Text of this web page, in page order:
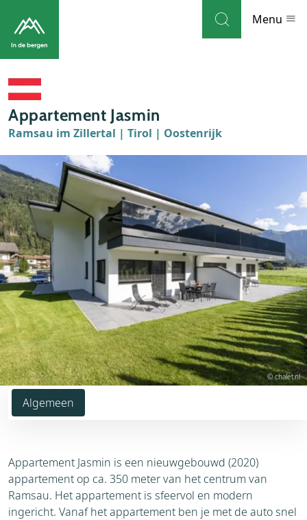
Menu
Bestemmingen
Weblog
Accommodaties
Thema's
Bezienswaardigheden
Tips
Appartement Jasmin
Ramsau im Zillertal | Tirol | Oostenrijk
Algemeen
© chalet.nl
Appartement Jasmin is een nieuwgebouwd (2020)
appartement op ca. 350 meter van het centrum van
Ramsau. Het appartement is sfeervol en modern
ingericht. Vanaf het appartement ben je met de auto snel